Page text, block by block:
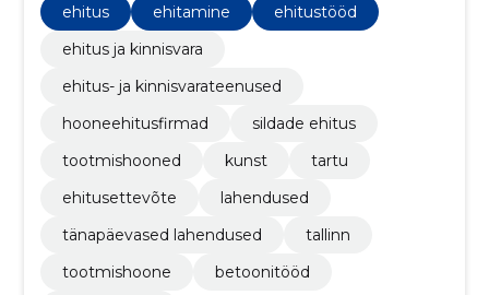
ehitus
ehitamine
ehitustööd
ehitus ja kinnisvara
ehitus- ja kinnisvarateenused
hooneehitusfirmad
sildade ehitus
tootmishooned
kunst
tartu
ehitusettevõte
lahendused
tänapäevased lahendused
tallinn
tootmishoone
betoonitööd